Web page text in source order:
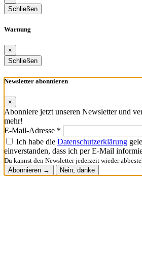
Schließen
Warnung
×
Schließen
Newsletter abonnieren
×
Abonniere jetzt unseren Newsletter und
mehr!
E-Mail-Adresse *
Ich habe die Datenschutzerklärung
einverstanden, dass ich per E-Mail
Du kannst den Newsletter jederzeit wieder
Abonnieren →
Nein, danke